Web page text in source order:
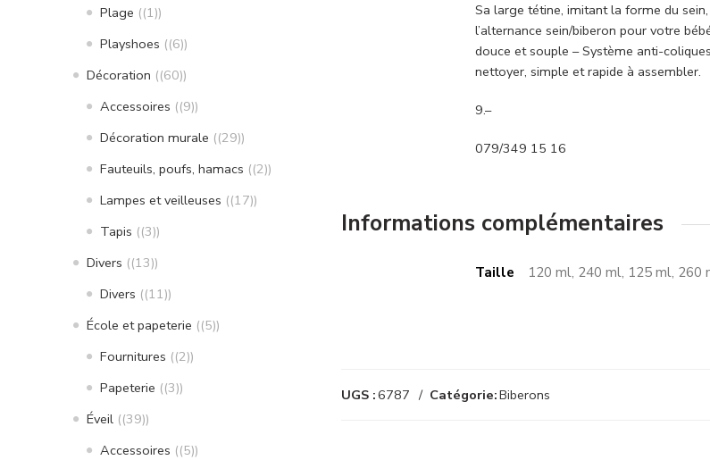
Sa large tétine, imitant la forme du
l’alternance sein/biberon pour votre
douce et souple – Système anti-
nettoyer, simple et rapide à assembler.
9.–
079/349 15 16
Informations complémentaires
Taille 120 ml, 240 ml, 125 ml, 260
UGS :6787 Catégorie:Biberons
Plage (1)
Playshoes (6)
Décoration (60)
Accessoires (9)
Décoration murale (29)
Fauteuils, poufs, hamacs (2)
Lampes et veilleuses (17)
Tapis (3)
Divers (13)
Divers (11)
École et papeterie (5)
Fournitures (2)
Papeterie (3)
Éveil (39)
Accessoires (5)